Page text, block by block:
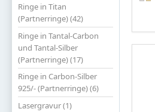
Ringe in Titan
(Partnerringe) (42)
Ringe in Tantal-Carbon
und Tantal-Silber
(Partnerringe) (17)
Ringe in Carbon-Silber
925/- (Partnerringe) (6)
Lasergravur (1)